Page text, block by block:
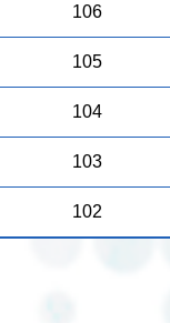
106
105
104
103
102